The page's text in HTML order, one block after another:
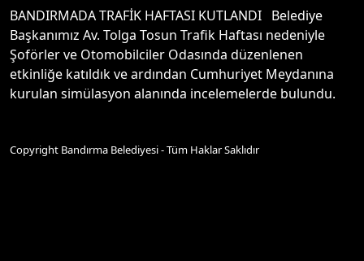
BANDIRMADA TRAFİK HAFTASI KUTLANDI Belediye
Başkanımız Av. Tolga Tosun Trafik Haftası nedeniyle
Şoförler ve Otomobilciler Odasında düzenlenen
etkinliğe katıldık ve ardından Cumhuriyet Meydanına
kurulan simülasyon alanında incelemelerde bulundu.
Copyright Bandırma Belediyesi - Tüm Haklar Saklıdır